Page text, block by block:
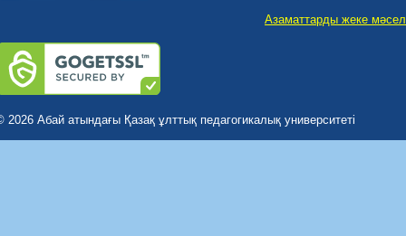
Азаматтарды жеке
2026 Абай атындағы Қазақ ұлттық педагогикалық университеті